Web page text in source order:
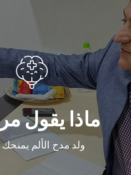
ماذا يقول
ولد مدح الألم يمنحك